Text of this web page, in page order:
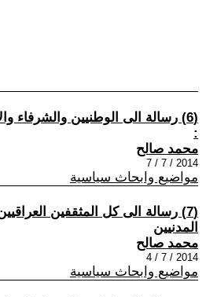
(6) رسالة الى الوطنيين والشرفاء
:
محمد صالح
2014 / 7 / 7
مواضيع وابحاث سياسية
(7) رسالة الى كل المثقفين
المدنيين
محمد صالح
2014 / 7 / 4
مواضيع وابحاث سياسية